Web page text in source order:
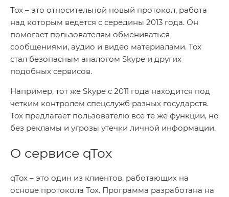
Tox – это относительной новый протокол, работа
над которым ведется с середины 2013 года. Он
помогает пользователям обмениваться
сообщениями, аудио и видео материалами. Tox
стал безопасным аналогом Skype и других
подобных сервисов.
Например, тот же Skype с 2011 года находится под
четким контролем спецслужб разных государств.
Tox предлагает пользователю все те же функции, но
без рекламы и угрозы утечки личной информации.
О сервисе qTox
qTox – это один из клиентов, работающих на
основе протокола Tox. Программа разработана на